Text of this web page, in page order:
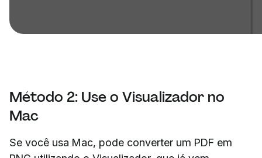
Método 2: Use o Visualizador no
Mac
Se você usa Mac, pode converter um PDF em